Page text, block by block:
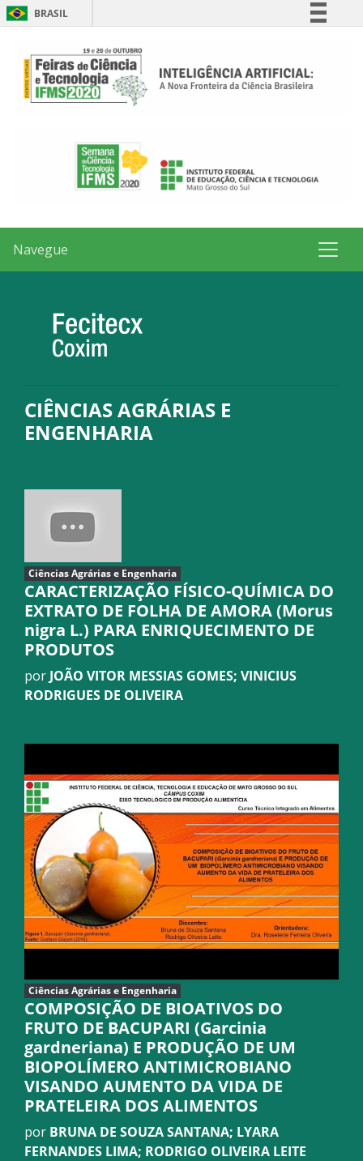
BRASIL
Participe
Navegue
CIÊNCIAS AGRÁRIAS E
ENGENHARIA
Ciências Agrárias e Engenharia
CARACTERIZAÇÃO FÍSICO-QUÍMICA DO
EXTRATO DE FOLHA DE AMORA (Morus
nigra L.) PARA ENRIQUECIMENTO DE
PRODUTOS
por JOÃO VITOR MESSIAS GOMES; VINICIUS
RODRIGUES DE OLIVEIRA
Ciências Agrárias e Engenharia
COMPOSIÇÃO DE BIOATIVOS DO
FRUTO DE BACUPARI (Garcinia
gardneriana) E PRODUÇÃO DE UM
BIOPOLÍMERO ANTIMICROBIANO
VISANDO AUMENTO DA VIDA DE
PRATELEIRA DOS ALIMENTOS
por BRUNA DE SOUZA SANTANA; LYARA
FERNANDES LIMA; RODRIGO OLIVEIRA LEITE